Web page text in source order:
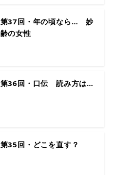
第37回・年の頃なら… 妙
齢の女性
第36回・口伝 読み方は…
第35回・どこを直す？